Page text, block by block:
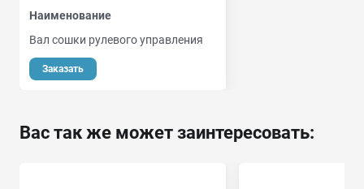
Наименование
Вал сошки рулевого управления
Заказать
Вас так же может заинтересовать: